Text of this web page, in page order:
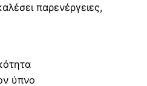
παρενέργειες,
ύπνο